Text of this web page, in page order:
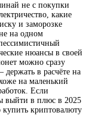
не с покупки
какие
и заморозке
на одном
нюансы в своей
можно сразу
держать в расчёте на
на маленький
Если
выйти в плюс в 2025
криптовалюту